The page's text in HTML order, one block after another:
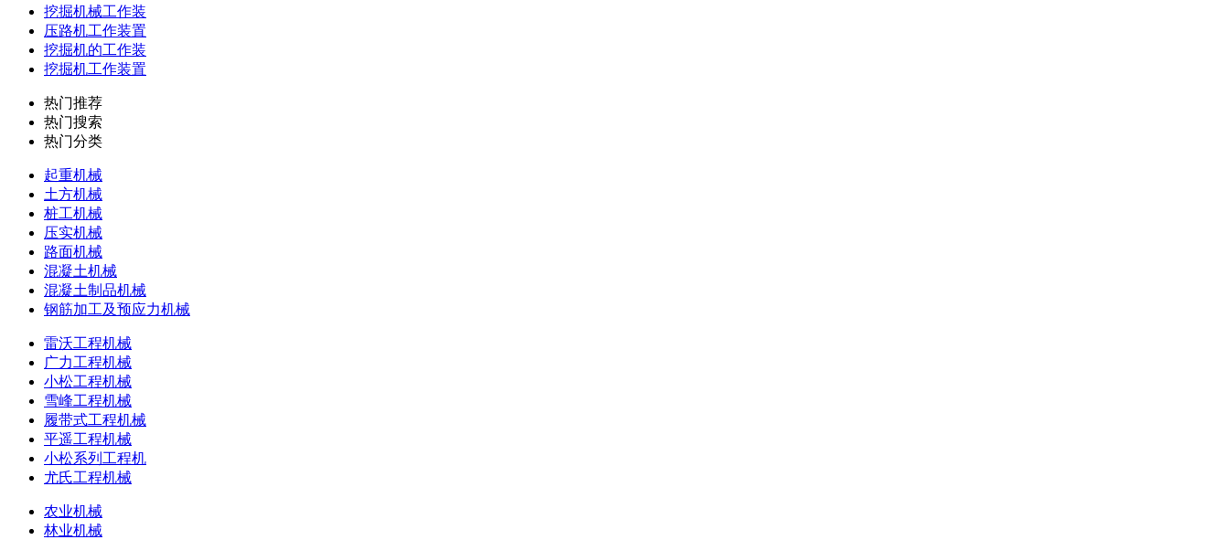
挖掘机械工作装
压路机工作装置
挖掘机的工作装
挖掘机工作装置
热门推荐
热门搜索
热门分类
起重机械
土方机械
桩工机械
压实机械
路面机械
混凝土机械
混凝土制品机械
钢筋加工及预应力机械
雷沃工程机械
广力工程机械
小松工程机械
雪峰工程机械
履带式工程机械
平遥工程机械
小松系列工程机
尤氏工程机械
农业机械
林业机械